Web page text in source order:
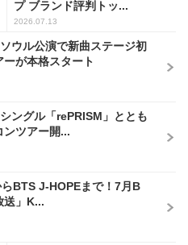
プ ブランド評判トッ...
2026.07.13
ウル公演で新曲ステージ初
が本格スタート
ングル「rePRISM」ととも
ンツアー開...
BTS J-HOPEまで！7月B
送」K...